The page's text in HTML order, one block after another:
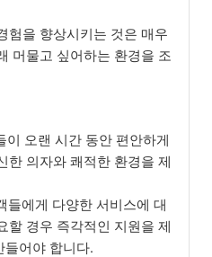
험을 향상시키는 것은 매우
머물고 싶어하는 환경을 조
이 오랜 시간 동안 편안하게
한 의자와 쾌적한 환경을 제
들에게 다양한 서비스에 대
할 경우 즉각적인 지원을 제
들어야 합니다.